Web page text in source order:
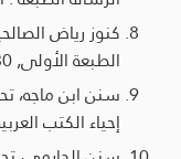
كنوز رياض
الطبعة الأولى, 1430هـ.
سنن ابن ماجه،
إحياء الكتب